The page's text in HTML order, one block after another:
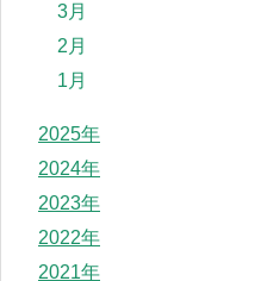
3月
2月
1月
2025年
2024年
2023年
2022年
2021年